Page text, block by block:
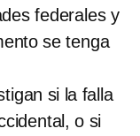
federales y
se tenga
si la falla
o si